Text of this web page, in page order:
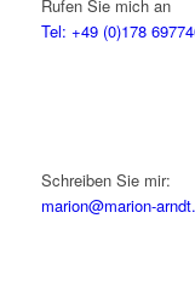
Rufen Sie mich an
Tel: +49 (0)178
Schreiben Sie mir:
marion@marion-